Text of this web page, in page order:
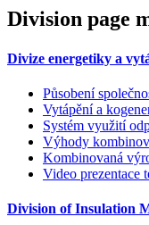
Division page
Divize energetiky a
Působení
Vytápění a
Systém využití
Výhody
Kombinovaná
Video prezentace
Division of Insulation